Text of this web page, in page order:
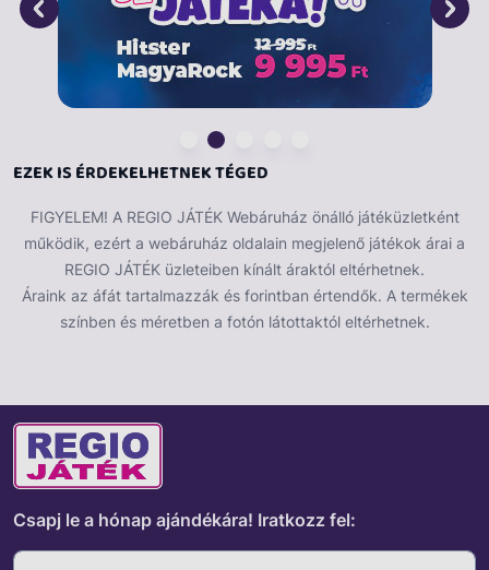
EZEK IS ÉRDEKELHETNEK TÉGED
FIGYELEM! A REGIO JÁTÉK Webáruház önálló játéküzletként
működik, ezért a webáruház oldalain megjelenő játékok árai a
REGIO JÁTÉK üzleteiben kínált áraktól eltérhetnek.
Áraink az áfát tartalmazzák és forintban értendők. A termékek
színben és méretben a fotón látottaktól eltérhetnek.
Csapj le a hónap ajándékára! Iratkozz fel: